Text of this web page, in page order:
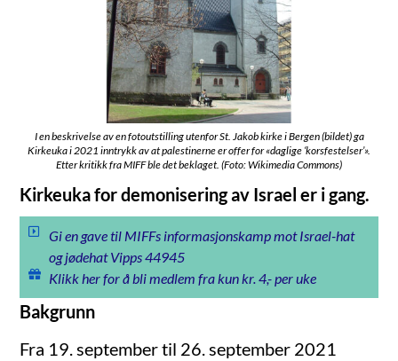
I en beskrivelse av en fotoutstilling utenfor St. Jakob kirke i Bergen (bildet) ga
Kirkeuka i 2021 inntrykk av at palestinerne er offer for «daglige ‘korsfestelser’».
Etter kritikk fra MIFF ble det beklaget. (Foto: Wikimedia Commons)
Kirkeuka for demonisering av Israel er i gang.
Gi en gave til MIFFs informasjonskamp mot Israel-hat
og jødehat Vipps 44945
Klikk her for å bli medlem fra kun kr. 4,- per uke
Bakgrunn
Fra 19. september til 26. september 2021